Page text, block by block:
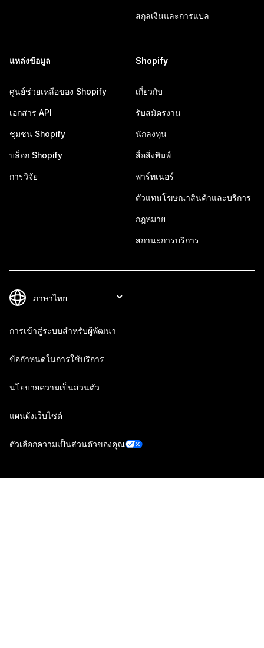
สกุลเงินและการแปล
แหล่งข้อมูล
ศูนย์ช่วยเหลือของ Shopify
เอกสาร API
ชุมชน Shopify
บล็อก Shopify
การวิจัย
Shopify
เกี่ยวกับ
รับสมัครงาน
นักลงทุน
สื่อสิ่งพิมพ์
พาร์ทเนอร์
ตัวแทนโฆษณาสินค้าและบริการ
กฎหมาย
สถานะการบริการ
การเข้าสู่ระบบสำหรับผู้พัฒนา
ข้อกำหนดในการใช้บริการ
นโยบายความเป็นส่วนตัว
แผนผังเว็บไซต์
ตัวเลือกความเป็นส่วนตัวของคุณ